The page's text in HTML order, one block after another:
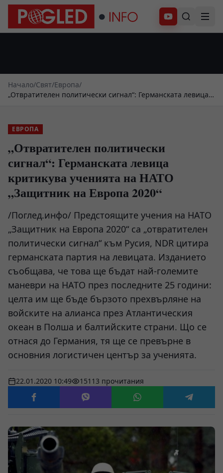
Абонирай се
Начало/Свят/Европа/
„Отвратителен политически сигнал“: Германската левица
ЕВРОПА
„Отвратителен политически
сигнал“: Германската левица
критикува ученията на НАТО
„Защитник на Европа 2020“
/Поглед.инфо/ Предстоящите учения на НАТО
„Защитник на Европа 2020“ са „отвратителен
политически сигнал“ към Русия, NDR цитира
германската партия на левицата. Изданието
съобщава, че това ще бъдат най-големите
маневри на НАТО през последните 25 години:
целта им ще бъде бързото прехвърляне на
войските на алианса през Атлантическия
океан в Полша и балтийските страни. Що се
отнася до Германия, тя ще се превърне в
основния логистичен център за ученията.
22.01.2020 10:49 15113 прочитания